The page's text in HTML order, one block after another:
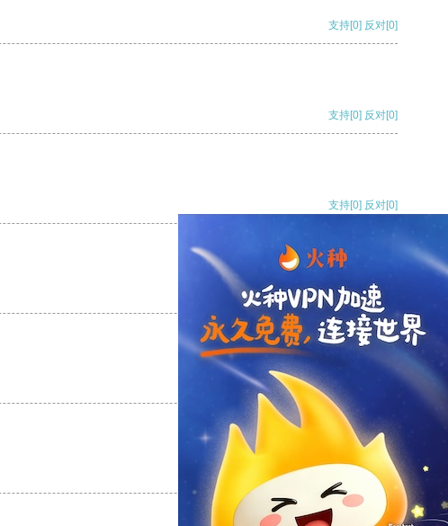
支持[0] 反对[0]
支持[0] 反对[0]
支持[0] 反对[0]
支持[0] 反对
支持
反对 [0]